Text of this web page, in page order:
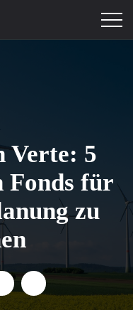
Verte: 5
Fonds für
zu
"France Nation
Partager "France
Partager